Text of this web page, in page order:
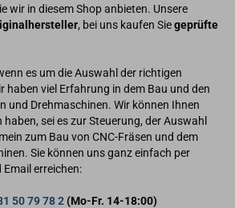
wir in diesem Shop anbieten. Unsere
, bei uns kaufen Siegeprüfte
es um die Auswahl der richtigen
haben viel Erfahrung in dem Bau und den
und Drehmaschinen. Wir können Ihnen
haben, sei es zur Steuerung, der Auswahl
zum Bau von CNC-Fräsen und dem
Sie können uns ganz einfach per
erreichen:
50 79 78 2(Mo-Fr. 14-18:00)